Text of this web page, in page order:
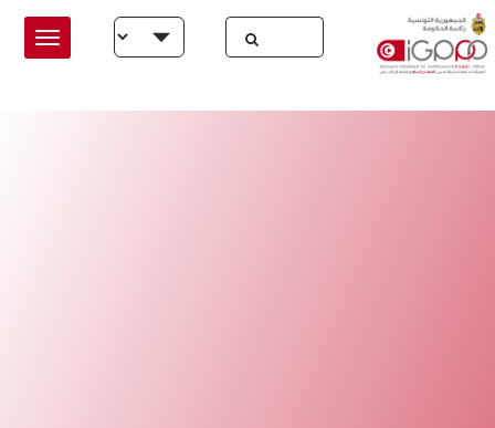
Skip to main content
Select your language